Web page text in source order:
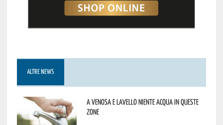
ALTRE NEWS
A Venosa e Lavello niente acqua in queste
zone